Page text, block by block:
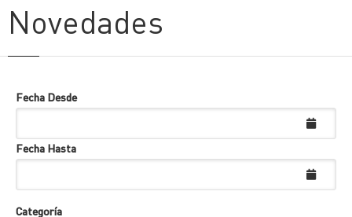
Novedades
Fecha Desde
Fecha Hasta
Categoría